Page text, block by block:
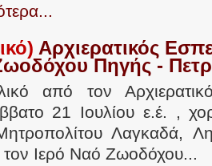
Αρχιερατικός
Πηγής -
από τον
21 Ιουλίου ε.έ. ,
Λαγκαδά,
τον Ιερό Ναό Ζωοδόχου...